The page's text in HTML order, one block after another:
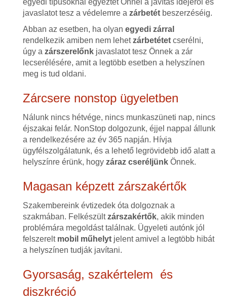
egyedi típusoknál egyeztet Önnel a javítás idejéről és
javaslatot tesz a védelemre a zárbetétbeszerzéséig.
Abban az esetben, ha olyan egyedi zárral
rendelkezik amiben nem lehetzárbetétetcserélni,
úgy a zárszerelőnkjavaslatot tesz Önnek a zár
lecserélésére, amit a legtöbb esetben a helyszínen
meg is tud oldani.
Zárcsere nonstop ügyeletben
Nálunk nincs hétvége, nincs munkaszüneti nap, nincs
éjszakai felár. NonStop dolgozunk, éjjel nappal állunk
a rendelkezésére az év 365 napján. Hívja
ügyfélszolgálatunk, és a lehető legrövidebb idő alatt a
helyszínre érünk, hogy záraz cseréljünkÖnnek.
Magasan képzett zárszakértők
Szakembereink évtizedek óta dolgoznak a
szakmában. Felkészültzárszakértők, akik minden
problémára megoldást találnak. Ügyeleti autónk jól
felszerelt mobil műhelytjelent amivel a legtöbb hibát
a helyszínen tudják javítani.
Gyorsaság, szakértelem és
diszkréció